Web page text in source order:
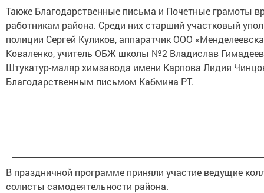
Также Благодарственные письма и Почетные грамоты
работникам района. Среди них старший участковый
полиции Сергей Куликов, аппаратчик ООО
Коваленко, учитель ОБЖ школы №2 Владислав Гимадеев
Штукатур-маляр химзавода имени Карпова Лидия
Благодарственным письмом Кабмина РТ.
В праздничной программе приняли участие ведущие
солисты самодеятельности района.